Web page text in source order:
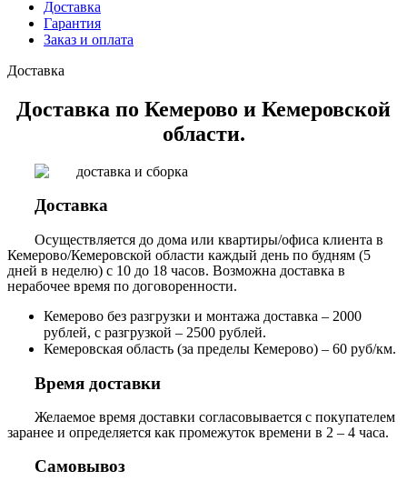
Доставка
Гарантия
Заказ и оплата
Доставка
Доставка по Кемерово и Кемеровской
области.
Доставка
Осуществляется до дома или квартиры/офиса клиента в
Кемерово/Кемеровской области каждый день по будням (5
дней в неделю) с 10 до 18 часов. Возможна доставка в
нерабочее время по договоренности.
Кемерово без разгрузки и монтажа доставка – 2000
рублей, с разгрузкой – 2500 рублей.
Кемеровская область (за пределы Кемерово) – 60 руб/км.
Время доставки
Желаемое время доставки согласовывается с покупателем
заранее и определяется как промежуток времени в 2 – 4 часа.
Самовывоз